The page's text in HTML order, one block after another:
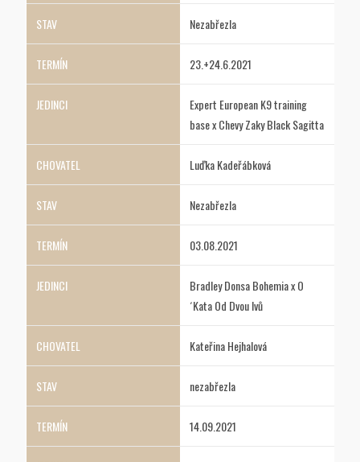
Nezabřezla
23.+24.6.2021
Expert European K9 training
base x Chevy Zaky Black Sagitta
Luďka Kadeřábková
Nezabřezla
03.08.2021
Bradley Donsa Bohemia x O
´Kata Od Dvou lvů
Kateřina Hejhalová
nezabřezla
14.09.2021